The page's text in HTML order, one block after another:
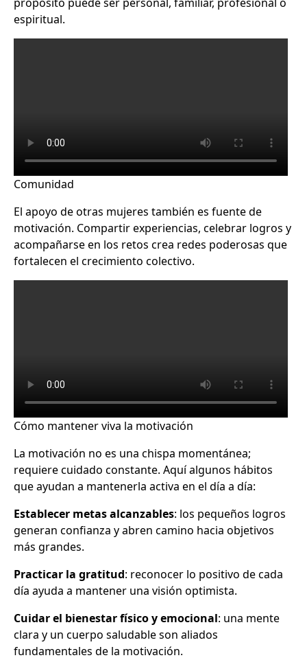
espiritual.
Comunidad
El apoyo de otras mujeres también es fuente de
motivación. Compartir experiencias, celebrar logros y
acompañarse en los retos crea redes poderosas que
fortalecen el crecimiento colectivo.
Cómo mantener viva la motivación
La motivación no es una chispa momentánea;
requiere cuidado constante. Aquí algunos hábitos
que ayudan a mantenerla activa en el día a día:
Establecer metas alcanzables: los pequeños logros
generan confianza y abren camino hacia objetivos
más grandes.
Practicar la gratitud: reconocer lo positivo de cada
día ayuda a mantener una visión optimista.
Cuidar el bienestar físico y emocional: una mente
clara y un cuerpo saludable son aliados
fundamentales de la motivación.